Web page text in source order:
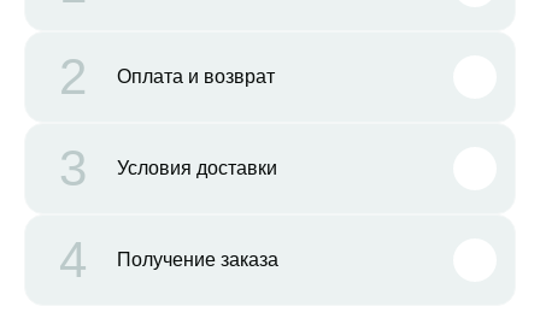
2 Оплата и возврат
3 Условия доставки
4 Получение заказа